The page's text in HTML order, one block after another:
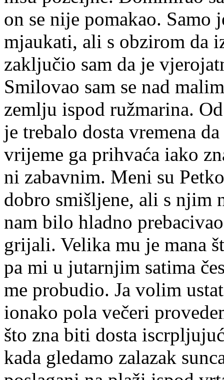
on se nije pomakao. Samo
mjaukati, ali s obzirom da
zaključio sam da je
Smilovao sam se nad
zemlju ispod ružmarina.
je trebalo dosta vremena
vrijeme ga prihvaća iako
ni zabavnim. Meni su
dobro smišljene, ali s njim
nam bilo hladno
grijali. Velika mu je mana
pa mi u jutarnjim satima
me probudio. Ja volim
ionako pola večeri
što zna biti dosta
kada gledamo zalazak